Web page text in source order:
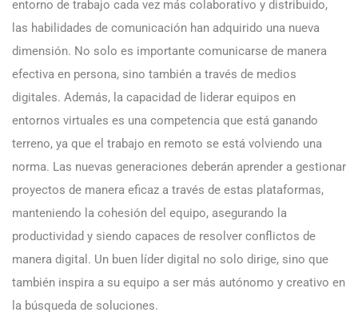
entorno de trabajo cada vez más colaborativo y distribuido,
las habilidades de comunicación han adquirido una nueva
dimensión. No solo es importante comunicarse de manera
efectiva en persona, sino también a través de medios
digitales. Además, la capacidad de liderar equipos en
entornos virtuales es una competencia que está ganando
terreno, ya que el trabajo en remoto se está volviendo una
norma. Las nuevas generaciones deberán aprender a gestionar
proyectos de manera eficaz a través de estas plataformas,
manteniendo la cohesión del equipo, asegurando la
productividad y siendo capaces de resolver conflictos de
manera digital. Un buen líder digital no solo dirige, sino que
también inspira a su equipo a ser más autónomo y creativo en
la búsqueda de soluciones.